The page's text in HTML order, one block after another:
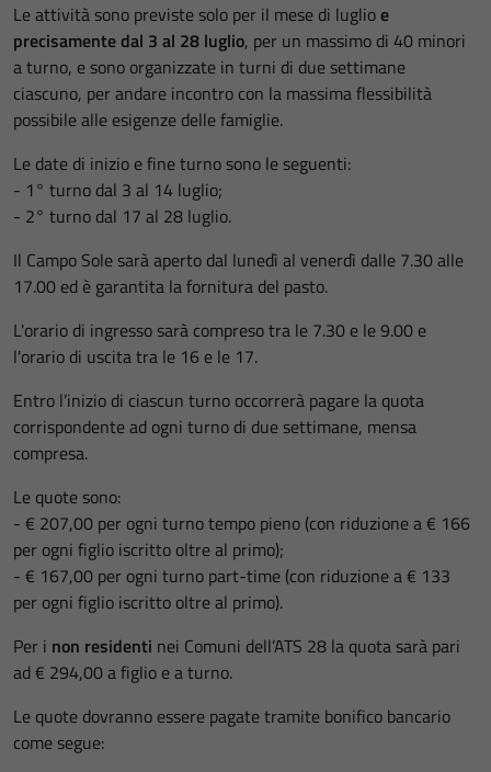
Le attività sono previste solo per il mese di luglioe
precisamente dal 3 al 28 luglio, per un massimo di 40 minori
a turno, e sono organizzate in turni di due settimane
ciascuno, per andare incontro con la massima flessibilità
possibile alle esigenze delle famiglie.
Le date di inizio e fine turno sono le seguenti:
- 1° turno dal 3 al 14 luglio;
- 2° turno dal 17 al 28 luglio.
Il Campo Sole sarà aperto dal lunedì al venerdì dalle 7.30 alle
17.00 ed è garantita la fornitura del pasto.
L'orario di ingresso sarà compreso tra le 7.30 e le 9.00 e
l'orario di uscita tra le 16 e le 17.
Entro l’inizio di ciascun turno occorrerà pagare la quota
corrispondente ad ogni turno di due settimane, mensa
compresa.
Le quote sono:
- € 207,00 per ogni turno tempo pieno (con riduzione a € 166
per ogni figlio iscritto oltre al primo);
- € 167,00 per ogni turno part-time (con riduzione a € 133
per ogni figlio iscritto oltre al primo).
Per i non residenti nei Comuni dell’ATS 28 la quota sarà pari
ad € 294,00 a figlio e a turno.
Le quote dovranno essere pagate tramite bonifico bancario
come segue: